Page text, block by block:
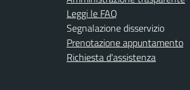
Leggi le FAQ
Segnalazione disservizio
Prenotazione appuntamento
Richiesta d'assistenza